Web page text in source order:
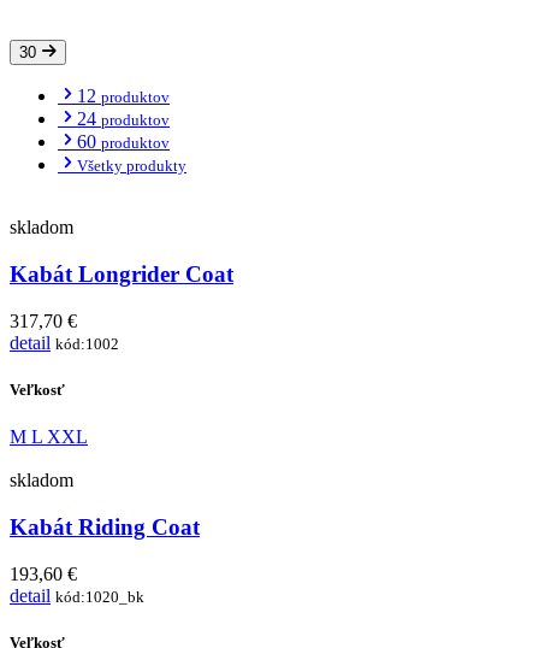
30
12 produktov
24 produktov
60 produktov
Všetky produkty
skladom
Kabát Longrider Coat
317,70 €
detail kód:1002
Veľkosť
M L XXL
skladom
Kabát Riding Coat
193,60 €
detail kód:1020_bk
Veľkosť